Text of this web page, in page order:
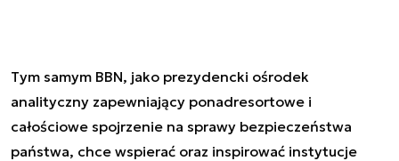
Tym samym BBN, jako prezydencki ośrodek
analityczny zapewniający ponadresortowe i
całościowe spojrzenie na sprawy bezpieczeństwa
państwa, chce wspierać oraz inspirować instytucje